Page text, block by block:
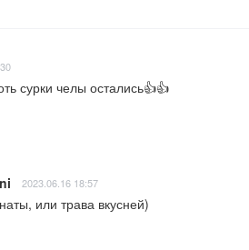
сурки челы остались👍👍
2023.06.16 18:57
или трава вкусней)